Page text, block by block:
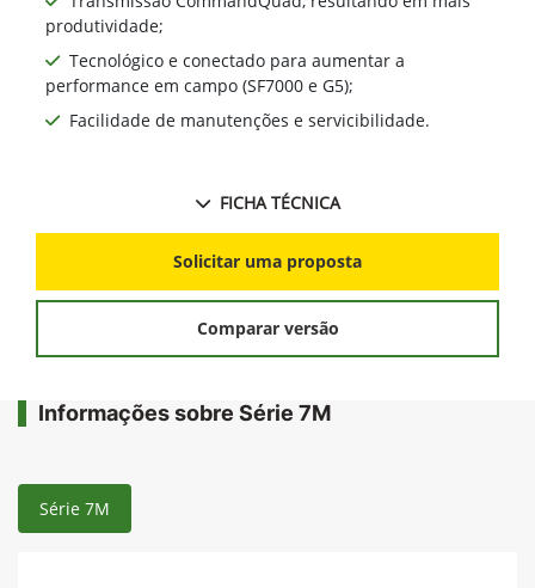
produtividade;
Tecnológico e conectado para aumentar a
performance em campo (SF7000 e G5);
Facilidade de manutenções e servicibilidade.
FICHA TÉCNICA
Solicitar uma proposta
Comparar versão
Informações sobre Série 7M
Série 7M